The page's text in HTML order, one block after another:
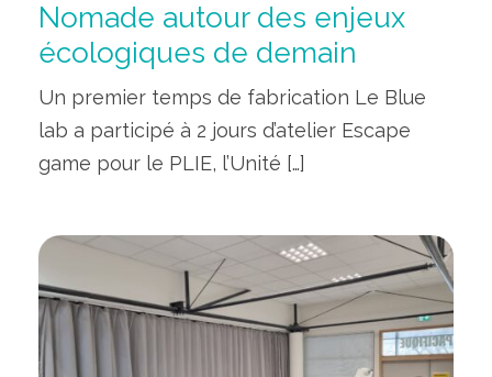
Nomade autour des enjeux
écologiques de demain
Un premier temps de fabrication Le Blue
lab a participé à 2 jours d’atelier Escape
game pour le PLIE, l’Unité […]